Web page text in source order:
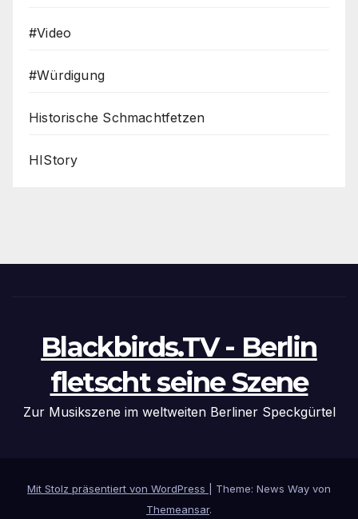
#Video
#Würdigung
Historische Schmachtfetzen
HIStory
Blackbirds.TV - Berlin
fletscht seine Szene
Zur Musikszene im weltweiten Berliner Speckgürtel
Mit Stolz präsentiert von WordPress
Theme: News Way von
Themeansar.